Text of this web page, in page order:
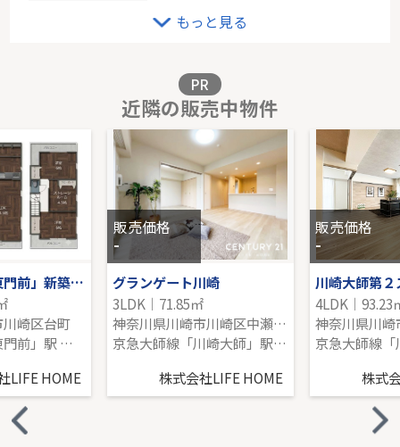
販売価格を見る
ドルフ青葉台1号棟
6階｜3LDK｜67.66㎡｜南
販売価格を見る
もっと見る
PR
近隣の販売中物件
京急大師線「東門前」新築戸建
崎区台町
京急大師線「東門前」駅 徒歩13分
LIFE HOME
販売価格
-
グランゲート川崎
3LDK｜71.85㎡
神奈川県川崎市川崎区中瀬２丁目
京急大師線「川崎大師」駅 徒歩4分
株式会社LIFE HOME
販売価格
-
4LDK｜93.23
株式